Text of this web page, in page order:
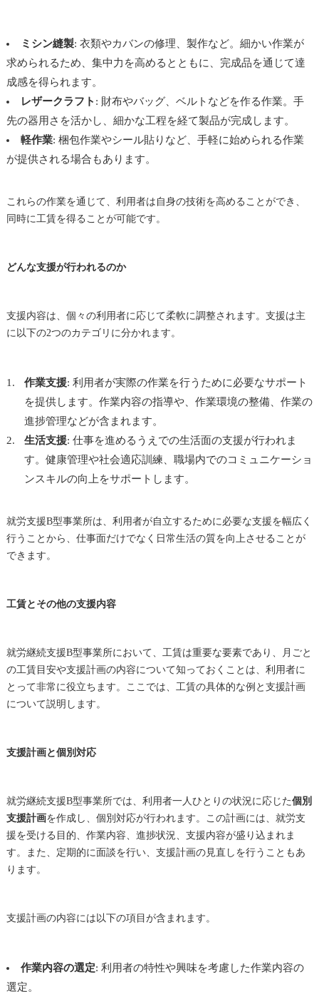
ミシン縫製: 衣類やカバンの修理、製作など。細かい作業が
求められるため、集中力を高めるとともに、完成品を通じて達
成感を得られます。
レザークラフト : 財布やバッグ、ベルトなどを作る作業。手
先の器用さを活かし、細かな工程を経て製品が完成します。
軽作業: 梱包作業やシール貼りなど、手軽に始められる作業
が提供される場合もあります。
これらの作業を通じて、利用者は自身の技術を高めることができ、
同時に工賃を得ることが可能です。
どんな支援が行われるのか
支援内容は、個々の利用者に応じて柔軟に調整されます。支援は主
に以下の2つのカテゴリに分かれます。
作業支援: 利用者が実際の作業を行うために必要なサポート
を提供します。作業内容の指導や、作業環境の整備、作業の
進捗管理などが含まれます。
生活支援: 仕事を進めるうえでの生活面の支援が行われま
す。健康管理や社会適応訓練、職場内でのコミュニケーショ
ンスキルの向上をサポートします。
就労支援B型事業所は、利用者が自立するために必要な支援を幅広く
行うことから、仕事面だけでなく日常生活の質を向上させることが
できます。
工賃とその他の支援内容
就労継続支援B型事業所において、工賃は重要な要素であり、月ごと
の工賃目安や支援計画の内容について知っておくことは、利用者に
とって非常に役立ちます。ここでは、工賃の具体的な例と支援計画
について説明します。
支援計画と個別対応
就労継続支援B型事業所では、利用者一人ひとりの状況に応じた個別
支援計画を作成し、個別対応が行われます。この計画には、就労支
援を受ける目的、作業内容、進捗状況、支援内容が盛り込まれま
す。また、定期的に面談を行い、支援計画の見直しを行うこともあ
ります。
支援計画の内容には以下の項目が含まれます。
作業内容の選定: 利用者の特性や興味を考慮した作業内容の
選定。